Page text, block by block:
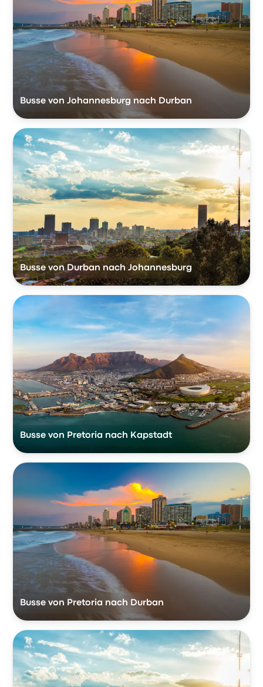
Busse von Johannesburg nach Durban
Busse von Durban nach Johannesburg
Busse von Pretoria nach Kapstadt
Busse von Pretoria nach Durban